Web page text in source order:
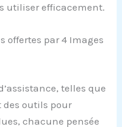
utiliser efficacement.
offertes par 4 Images
telles que
des outils pour
chacune pensée